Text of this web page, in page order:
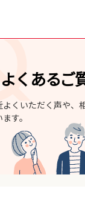
よくあるご
よくいただく声や、
す。